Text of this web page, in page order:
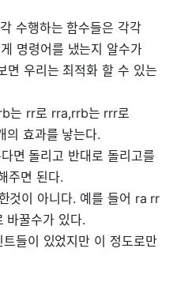
수행하는 함수들은 각각
명령어를 냈는지 알수가
면 우리는 최적화 할 수 있는
는 rr로 rra,rrb는 rrr로
의 효과를 낳는다.
면 돌리고 반대로 돌리고를
주면 된다.
것이 아니다. 예를 들어 ra rr
꿀수가 있다.
들이 있었지만 이 정도로만